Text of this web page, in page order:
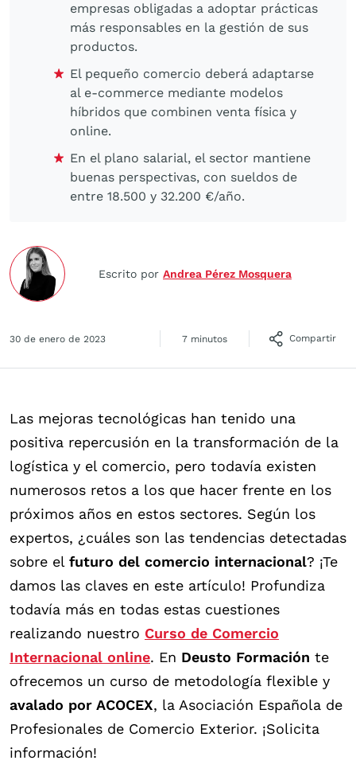
empresas obligadas a adoptar prácticas
más responsables en la gestión de sus
productos.
El pequeño comercio deberá adaptarse
al e-commerce mediante modelos
híbridos que combinen venta física y
online.
En el plano salarial, el sector mantiene
buenas perspectivas, con sueldos de
entre 18.500 y 32.200 €/año.
Escrito por Andrea Pérez Mosquera
30 de enero de 2023 7 minutos Compartir
Las mejoras tecnológicas han tenido una
positiva repercusión en la transformación de la
logística y el comercio, pero todavía existen
numerosos retos a los que hacer frente en los
próximos años en estos sectores. Según los
expertos, ¿cuáles son las tendencias detectadas
sobre el futuro del comercio internacional? ¡Te
damos las claves en este artículo! Profundiza
todavía más en todas estas cuestiones
realizando nuestro Curso de Comercio
Internacional online. En Deusto Formación te
ofrecemos un curso de metodología flexible y
avalado por ACOCEX, la Asociación Española de
Profesionales de Comercio Exterior. ¡Solicita
información!